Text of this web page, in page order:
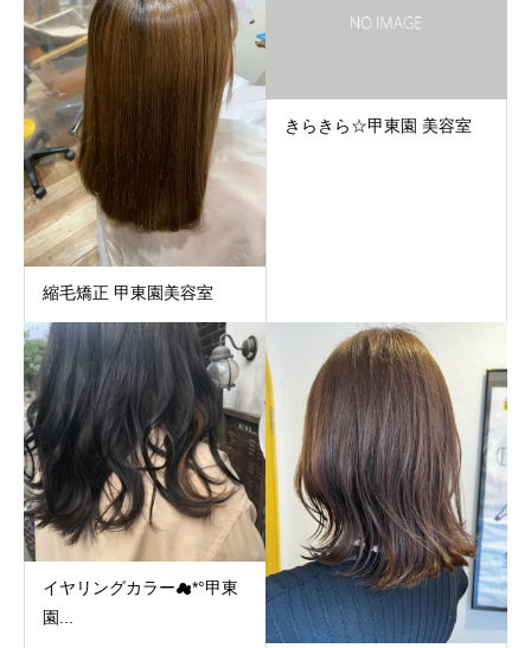
縮毛矯正 甲東園美容室
きらきら☆甲東園 美容室
イヤリングカラー☁︎︎*°甲東
園...